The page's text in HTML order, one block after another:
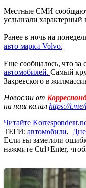
Местные СМИ
услышали характерный
Ранее в ночь на
авто марки Volvo.
Еще сообщалось, что за
автомобилей. Самый
Закревского в
Новости от
на наш канал https://
Читайте
ТЕГИ: автомобили,
Если вы заметили
нажмите Ctrl+Enter,